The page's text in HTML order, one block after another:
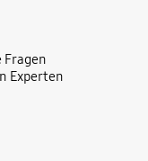
Fragen
Experten